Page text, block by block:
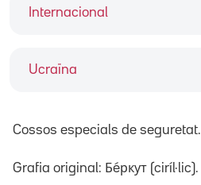
Internacional
Ucraïna
Cossos especials de seguretat.
Grafia original: Бéркут (ciríl·lic).